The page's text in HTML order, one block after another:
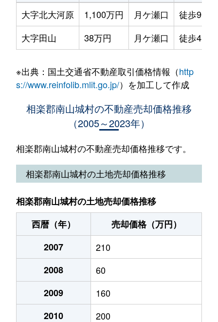
大字北大河原
1,100万円 月ケ瀬口
徒歩9分
大字田山
38万円 月ケ瀬口 徒歩45分
※出典：国土交通省不動産取引価格情報（http
s://www.reinfolib.mlit.go.jp/）を加工して作成
相楽郡南山城村の不動産売却価格推移
（2005～2023年）
相楽郡南山城村の不動産売却価格推移です。
相楽郡南山城村の土地売却価格推移
相楽郡南山城村の土地売却価格推移
西暦（年）
売却価格（万円）
2007
210
2008
60
2009
160
2010
200